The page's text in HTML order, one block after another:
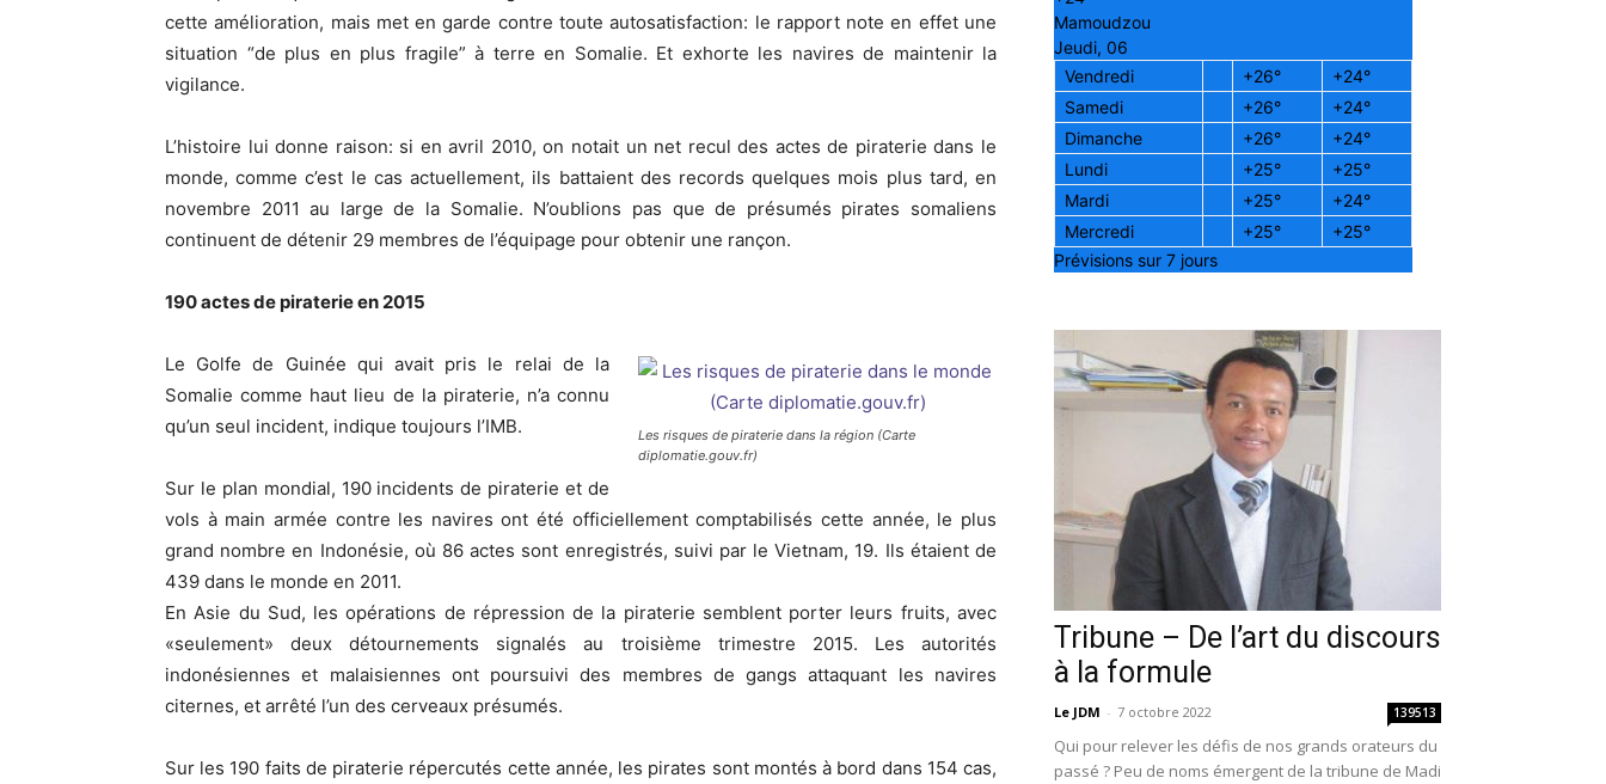
cette amélioration, mais met en garde contre toute autosatisfaction: le rapport note en effet une
situation “de plus en plus fragile” à terre en Somalie. Et exhorte les navires de maintenir la
vigilance.
L’histoire lui donne raison: si en avril 2010, on notait un net recul des actes de piraterie dans le
monde, comme c’est le cas actuellement, ils battaient des records quelques mois plus tard, en
novembre 2011 au large de la Somalie. N’oublions pas que de présumés pirates somaliens
continuent de détenir 29 membres de l’équipage pour obtenir une rançon.
190 actes de piraterie en 2015
Les risques de piraterie dans la région (Carte
diplomatie.gouv.fr)
Le Golfe de Guinée qui avait pris le relai de la
Somalie comme haut lieu de la piraterie, n’a connu
qu’un seul incident, indique toujours l’IMB.
Sur le plan mondial, 190 incidents de piraterie et de
vols à main armée contre les navires ont été officiellement comptabilisés cette année, le plus
grand nombre en Indonésie, où 86 actes sont enregistrés, suivi par le Vietnam, 19. Ils étaient de
439 dans le monde en 2011.
En Asie du Sud, les opérations de répression de la piraterie semblent porter leurs fruits, avec
«seulement» deux détournements signalés au troisième trimestre 2015. Les autorités
indonésiennes et malaisiennes ont poursuivi des membres de gangs attaquant les navires
citernes, et arrêté l’un des cerveaux présumés.
Sur les 190 faits de piraterie répercutés cette année, les pirates sont montés à bord dans 154 cas,
Mamoudzou
Jeudi, 06
Vendredi
+26° +24°
Samedi
+26° +24°
Dimanche
+26° +24°
Lundi
+25° +25°
Mardi
+25° +24°
Mercredi
+25° +25°
Prévisions sur 7 jours
Tribune – De l’art du discours
à la formule
Le JDM - 7 octobre 2022 139513
Qui pour relever les défis de nos grands orateurs du
passé ? Peu de noms émergent de la tribune de Madi